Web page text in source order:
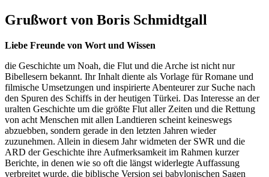
Grußwort von Boris Schmidtgall
Liebe Freunde von Wort und Wissen
die Geschichte um Noah, die Flut und die Arche ist nicht nur
Bibellesern bekannt. Ihr Inhalt diente als Vorlage für Romane und
filmische Umsetzungen und inspirierte Abenteurer zur Suche nach
den Spuren des Schiffs in der heutigen Türkei. Das Interesse an der
uralten Geschichte um die größte Flut aller Zeiten und die Rettung
von acht Menschen mit allen Landtieren scheint keineswegs
abzuebben, sondern gerade in den letzten Jahren wieder
zuzunehmen. Allein in diesem Jahr widmeten der SWR und die
ARD der Geschichte ihre Aufmerksamkeit im Rahmen kurzer
Berichte, in denen wie so oft die längst widerlegte Auffassung
verbreitet wurde, die biblische Version sei babylonischen Sagen